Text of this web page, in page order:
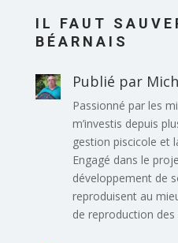
IL FAUT
BÉARNAIS
Publié par
Passionné par les
m’investis depuis
gestion piscicole et
Engagé dans le
développement de
reproduisent au
de reproduction des